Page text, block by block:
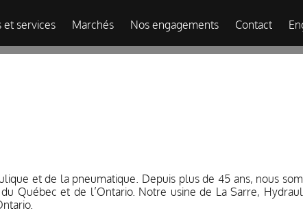
et services Marchés Nos engagements Contact
et de la pneumatique. Depuis plus de 45 ans, nous
Québec et de l’Ontario. Notre usine de La Sarre,